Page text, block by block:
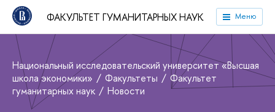
ФАКУЛЬТЕТ ГУМАНИТАРНЫХ НАУК Меню
Национальный исследовательский университет «Высшая
школа экономики»
Факультеты
Факультет
гуманитарных наук
Новости